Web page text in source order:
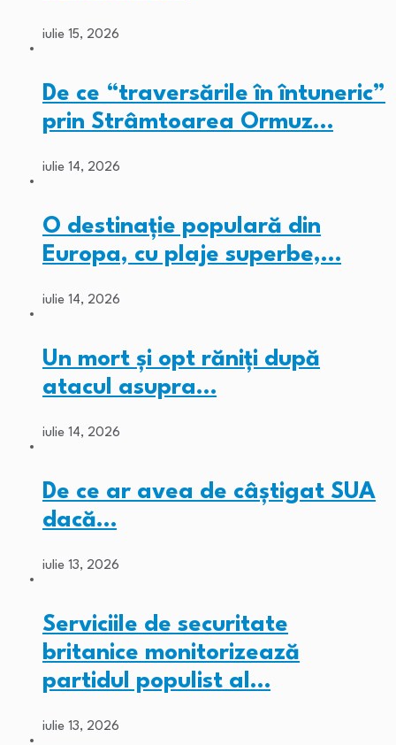
iulie 15, 2026
De ce “traversările în întuneric”
prin Strâmtoarea Ormuz…
iulie 14, 2026
O destinație populară din
Europa, cu plaje superbe,…
iulie 14, 2026
Un mort și opt răniți după
atacul asupra…
iulie 14, 2026
De ce ar avea de câștigat SUA
dacă…
iulie 13, 2026
Serviciile de securitate
britanice monitorizează
partidul populist al…
iulie 13, 2026